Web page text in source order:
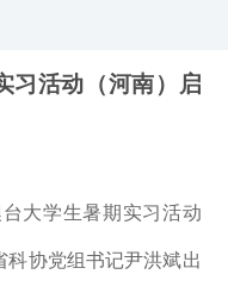
习活动（河南）启
大学生暑期实习活动
科协党组书记尹洪斌出